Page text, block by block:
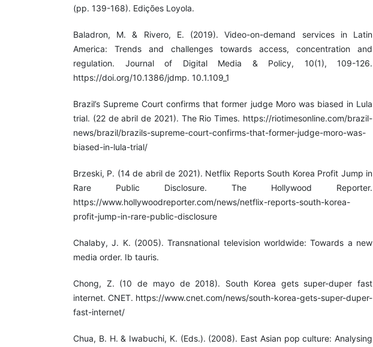
(pp. 139-168). Edições Loyola.
Baladron, M. & Rivero, E. (2019). Video-on-demand services in Latin
America: Trends and challenges towards access, concentration and
regulation. Journal of Digital Media & Policy, 10(1), 109-126.
https://doi.org/10.1386/jdmp. 10.1.109_1
Brazil’s Supreme Court confirms that former judge Moro was biased in Lula
trial. (22 de abril de 2021). The Rio Times. https://riotimesonline.com/brazil-
news/brazil/brazils-supreme-court-confirms-that-former-judge-moro-was-
biased-in-lula-trial/
Brzeski, P. (14 de abril de 2021). Netflix Reports South Korea Profit Jump in
Rare Public Disclosure. The Hollywood Reporter.
https://www.hollywoodreporter.com/news/netflix-reports-south-korea-
profit-jump-in-rare-public-disclosure
Chalaby, J. K. (2005). Transnational television worldwide: Towards a new
media order. Ib tauris.
Chong, Z. (10 de mayo de 2018). South Korea gets super-duper fast
internet. CNET. https://www.cnet.com/news/south-korea-gets-super-duper-
fast-internet/
Chua, B. H. & Iwabuchi, K. (Eds.). (2008). East Asian pop culture: Analysing